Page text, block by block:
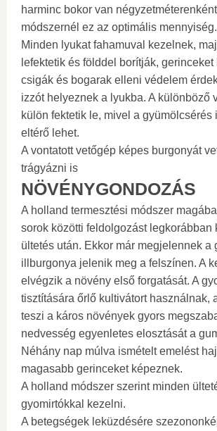
harminc bokor van
módszernél ez az optimális mennyiség.
Minden lyukat fahamuval kezelnek,
lefektetik és földdel borítják, gerinceket
csigák és bogarak elleni védelem
izzót helyeznek a lyukba. A különböző
külön fektetik le, mivel a gyümölcsérés
eltérő lehet.
A vontatott vetőgép képes burgonyát
trágyázni is
NÖVÉNYGONDOZÁS
A holland termesztési módszer
sorok közötti feldolgozást legkorábban
ültetés után. Ekkor már megjelennek a
illburgonya jelenik meg a felszínen. A
elvégzik a növény első forgatását. A
tisztítására őrlő kultivátort használnak,
teszi a káros növények gyors
nedvesség egyenletes elosztását a
Néhány nap múlva ismételt emelést
magasabb gerinceket képeznek.
A holland módszer szerint minden
gyomirtókkal kezelni.
A betegségek leküzdésére